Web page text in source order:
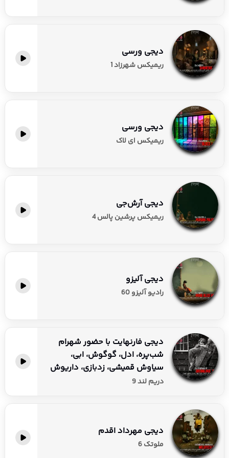
دیجی ورسی
ریمیکس شهرزاد 1
دیجی ورسی
ریمیکس ای لاک
دیجی آرش‌جی
ریمیکس پرشین پالس 4
دیجی آلیزو
رادیو آلیزو 60
دیجی فارنهایت با حضور شهرام
شب‌پره، ادل، گوگوش، ابی،
سیاوش قمیشی، زدبازی، داریوش
دریم لند 9
دیجی مهرداد اقدم
ملوتک 6